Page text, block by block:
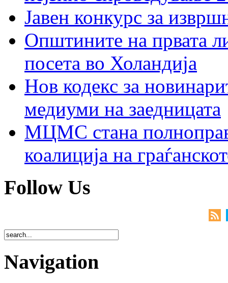
Јавен конкурс за
Општините на првата
посета во Холандија
Нов кодекс за
медиуми на заедницата
МЦМС стана
коалиција на
Follow Us
Navigation